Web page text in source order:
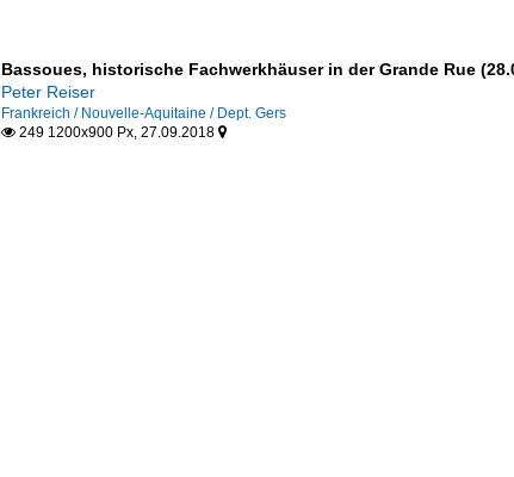
Bassoues, historische Fachwerkhäuser in der Grande Rue
Peter Reiser
Frankreich / Nouvelle-Aquitaine / Dept. Gers
249 1200x900 Px, 27.09.2018 